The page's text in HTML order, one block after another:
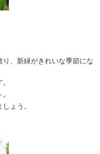
、新緑がきれいな季節にな
ょう。